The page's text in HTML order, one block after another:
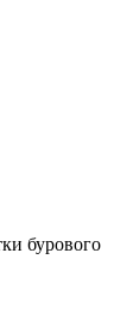
бурового